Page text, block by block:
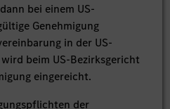
bei einem US-
Genehmigung
in der US-
beim US-Bezirksgericht
eingereicht.
der